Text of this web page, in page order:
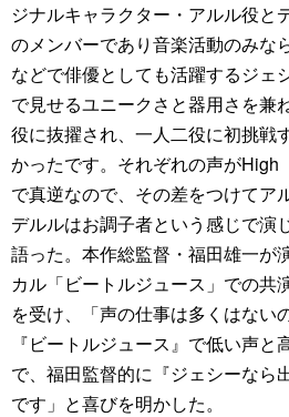
ジナルキャラクター・アルル役と
のメンバーであり音楽活動のみな
などで俳優としても活躍するジェ
で見せるユニークさと器用さを兼
役に抜擢され、一人二役に初挑戦
かったです。それぞれの声がHigh
で真逆なので、その差をつけてア
デルルはお調子者という感じで演
語った。本作総監督・福田雄一が
カル「ビートルジュース」での共
を受け、「声の仕事は多くはない
『ビートルジュース』で低い声
で、福田監督的に『ジェシーなら
です」と喜びを明かした。